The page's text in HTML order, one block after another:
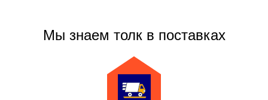
Мы знаем толк в поставках